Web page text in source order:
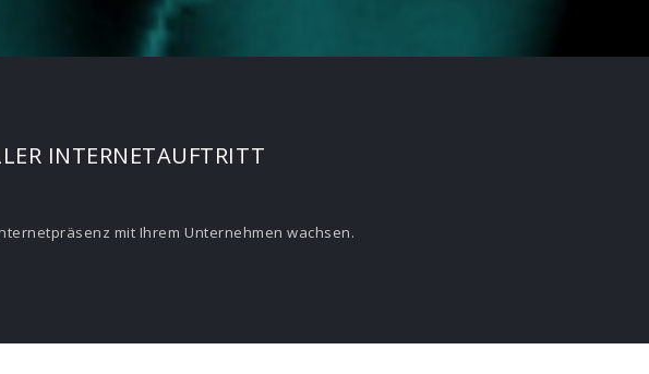
INTERNETAUFTRITT
mit Ihrem Unternehmen wachsen.